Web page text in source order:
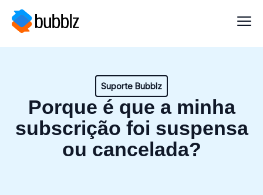
Suporte Bubblz
Porque é que a minha
subscrição foi suspensa
ou cancelada?